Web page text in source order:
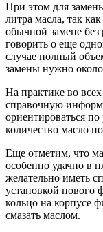
При этом для
литра масла, так
обычной замене
говорить о еще
случае полный
замены нужно
На практике во всех
справочную
ориентироваться
количество масло
Еще отметим, что
особенно удачно в
желательно иметь
установкой нового
кольцо на корпусе
смазать маслом.